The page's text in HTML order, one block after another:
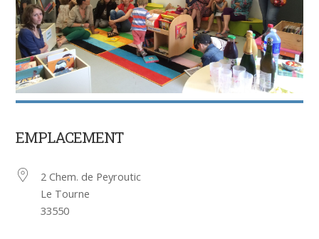
EMPLACEMENT
2 Chem. de Peyroutic
Le Tourne
33550